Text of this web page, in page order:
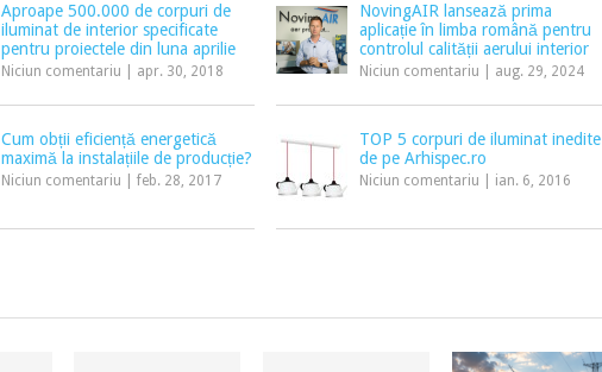
Aproape 500.000 de corpuri de
iluminat de interior specificate
pentru proiectele din luna aprilie
Niciun comentariu apr. 30, 2018
NovingAIR lansează prima
aplicație în limba română pentru
controlul calității aerului interior
Niciun comentariu aug. 29, 2024
Cum obții eficiență energetică
maximă la instalațiile de producție?
Niciun comentariu feb. 28, 2017
TOP 5 corpuri de iluminat inedite
de pe Arhispec.ro
Niciun comentariu ian. 6, 2016